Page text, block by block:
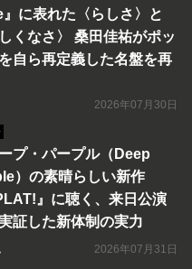
』に表れた〈らしさ〉と
しくなさ〉 桑田佳祐がポッ
自ら再定義した名盤を再
2026年07月30日
プ・パープル（Deep
）の素晴らしい新作
』に聴く、来日公演
証した新体制の実力
2026年07月31日